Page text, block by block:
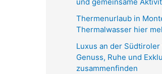
h
:
Thermenurlaub in
Thermalwasser hier
Luxus an der Südtiroler
Genuss, Ruhe und
zusammenfinden